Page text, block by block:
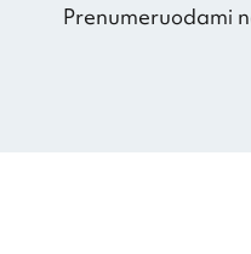
Prenumeruodami